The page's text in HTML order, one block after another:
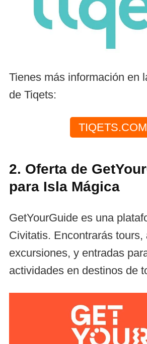
Tienes más información en
de Tiqets:
TIQETS.COM
2. Oferta de
para Isla Mágica
GetYourGuide es una
Civitatis. Encontrarás tours,
excursiones, y entradas
actividades en destinos de